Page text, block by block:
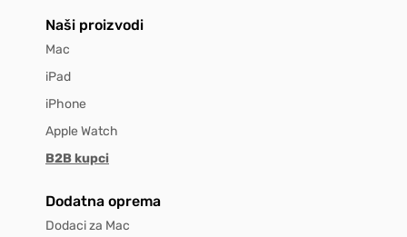
Naši proizvodi
Mac
iPad
iPhone
Apple Watch
B2B kupci
Dodatna oprema
Dodaci za Mac